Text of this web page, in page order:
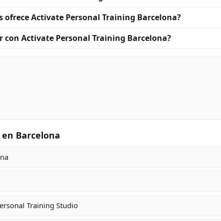
ofrece Activate Personal Training Barcelona?
con Activate Personal Training Barcelona?
Barcelona
Training Studio